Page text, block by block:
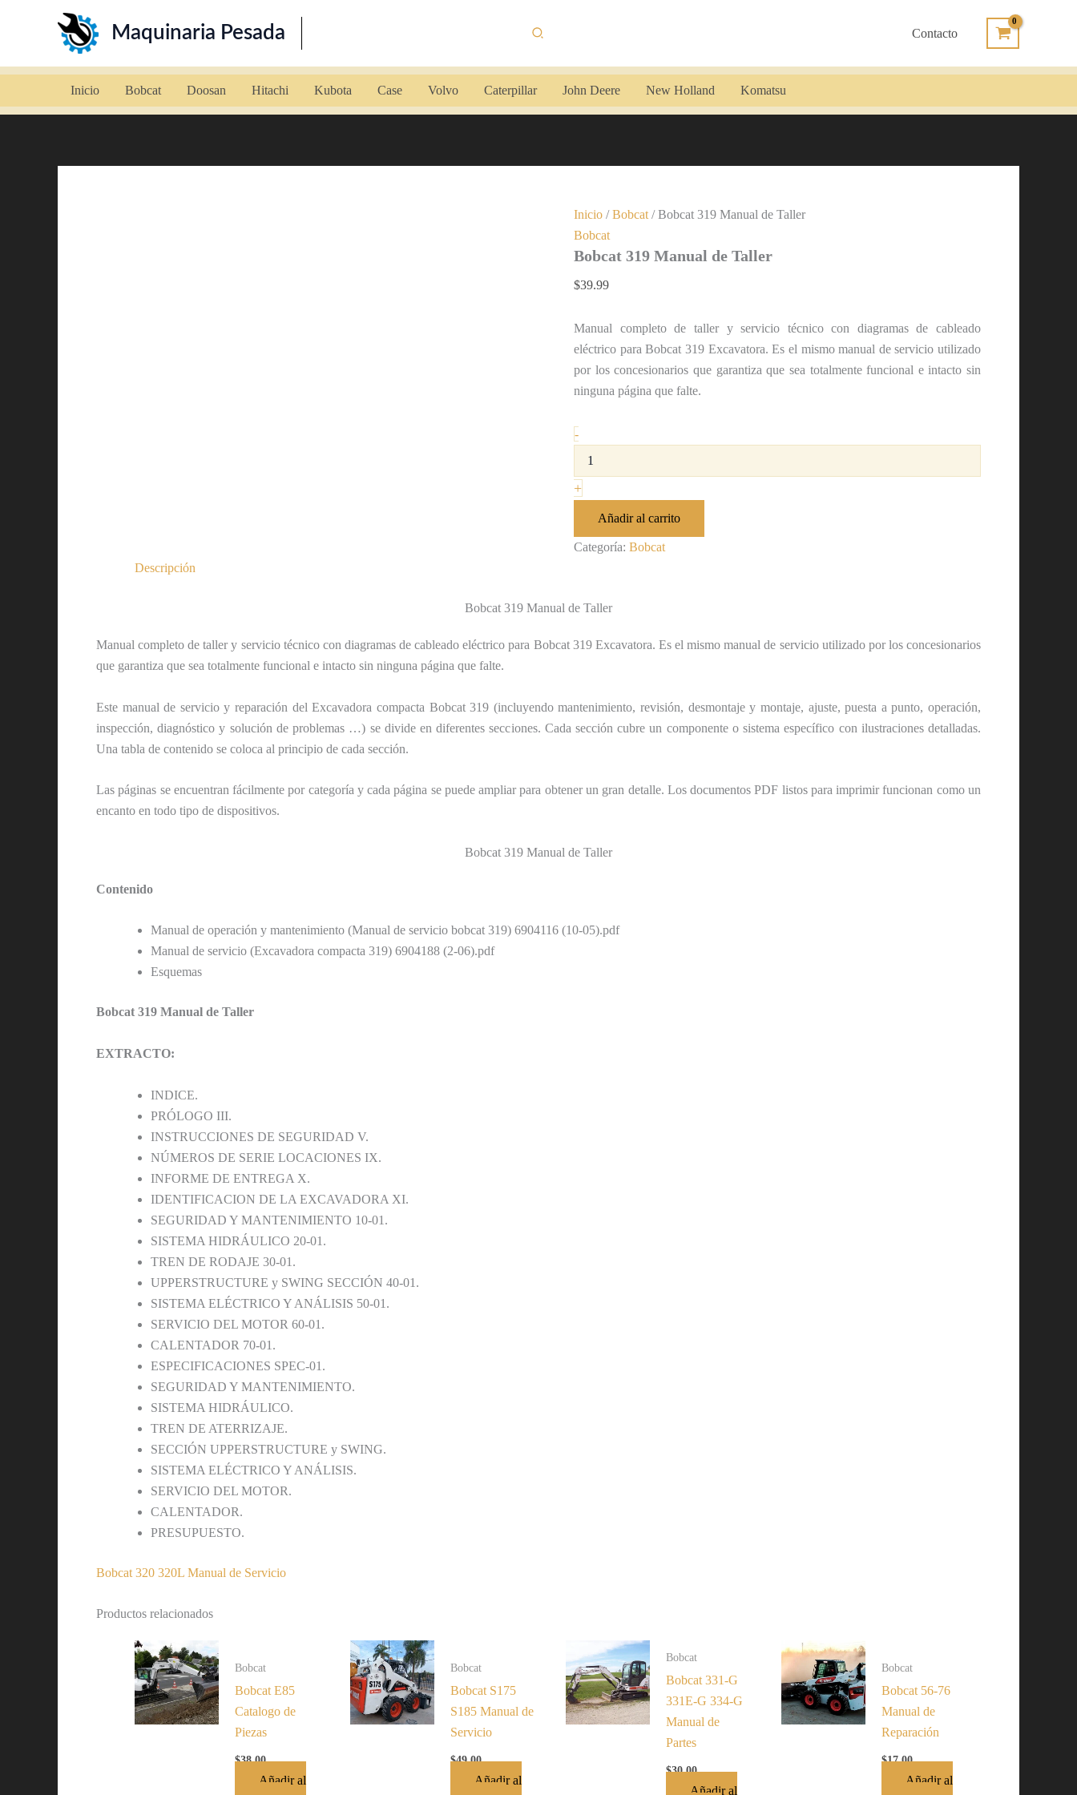
Maquinaria Pesada Buscar Contacto
Inicio Bobcat Doosan Hitachi Kubota Case Volvo Caterpillar John Deere New Holland Komatsu
Inicio /Bobcat / Bobcat 319 Manual de Taller
Bobcat
Bobcat 319 Manual de Taller
$39.99
Manual completo de taller y servicio técnico con diagramas de cableado
eléctrico para Bobcat 319 Excavatora. Es el mismo manual de servicio utilizado
por los concesionarios que garantiza que sea totalmente funcional e intacto sin
ninguna página que falte.
-
cantidad
+
Añadir al carrito
Categoría:Bobcat
Descripción
Bobcat 319 Manual de Taller
Manual completo de taller y servicio técnico con diagramas de cableado eléctrico para Bobcat 319 Excavatora. Es el mismo manual de servicio utilizado por los concesionarios
que garantiza que sea totalmente funcional e intacto sin ninguna página que falte.
Este manual de servicio y reparación del Excavadora compacta Bobcat 319 (incluyendo mantenimiento, revisión, desmontaje y montaje, ajuste, puesta a punto, operación,
inspección, diagnóstico y solución de problemas …) se divide en diferentes secciones. Cada sección cubre un componente o sistema específico con ilustraciones detalladas.
Una tabla de contenido se coloca al principio de cada sección.
Las páginas se encuentran fácilmente por categoría y cada página se puede ampliar para obtener un gran detalle. Los documentos PDF listos para imprimir funcionan como un
encanto en todo tipo de dispositivos.
Bobcat 319 Manual de Taller
Contenido
Manual de operación y mantenimiento (Manual de servicio bobcat 319) 6904116 (10-05).pdf
Manual de servicio (Excavadora compacta 319) 6904188 (2-06).pdf
Esquemas
Bobcat 319 Manual de Taller
EXTRACTO:
INDICE.
PRÓLOGO III.
INSTRUCCIONES DE SEGURIDAD V.
NÚMEROS DE SERIE LOCACIONES IX.
INFORME DE ENTREGA X.
IDENTIFICACION DE LA EXCAVADORA XI.
SEGURIDAD Y MANTENIMIENTO 10-01.
SISTEMA HIDRÁULICO 20-01.
TREN DE RODAJE 30-01.
UPPERSTRUCTURE y SWING SECCIÓN 40-01.
SISTEMA ELÉCTRICO Y ANÁLISIS 50-01.
SERVICIO DEL MOTOR 60-01.
CALENTADOR 70-01.
ESPECIFICACIONES SPEC-01.
SEGURIDAD Y MANTENIMIENTO.
SISTEMA HIDRÁULICO.
TREN DE ATERRIZAJE.
SECCIÓN UPPERSTRUCTURE y SWING.
SISTEMA ELÉCTRICO Y ANÁLISIS.
SERVICIO DEL MOTOR.
CALENTADOR.
PRESUPUESTO.
Bobcat 320 320L Manual de Servicio
Productos relacionados
Bobcat
Bobcat E85
Catalogo de
Piezas
$38.00
Añadir al
Bobcat
Bobcat S175
S185 Manual de
Servicio
$49.00
Añadir al
Bobcat
Bobcat 331-G
331E-G 334-G
Manual de
Partes
$30.00
Añadir al
Bobcat
Bobcat 56-76
Manual de
Reparación
$17.00
Añadir al